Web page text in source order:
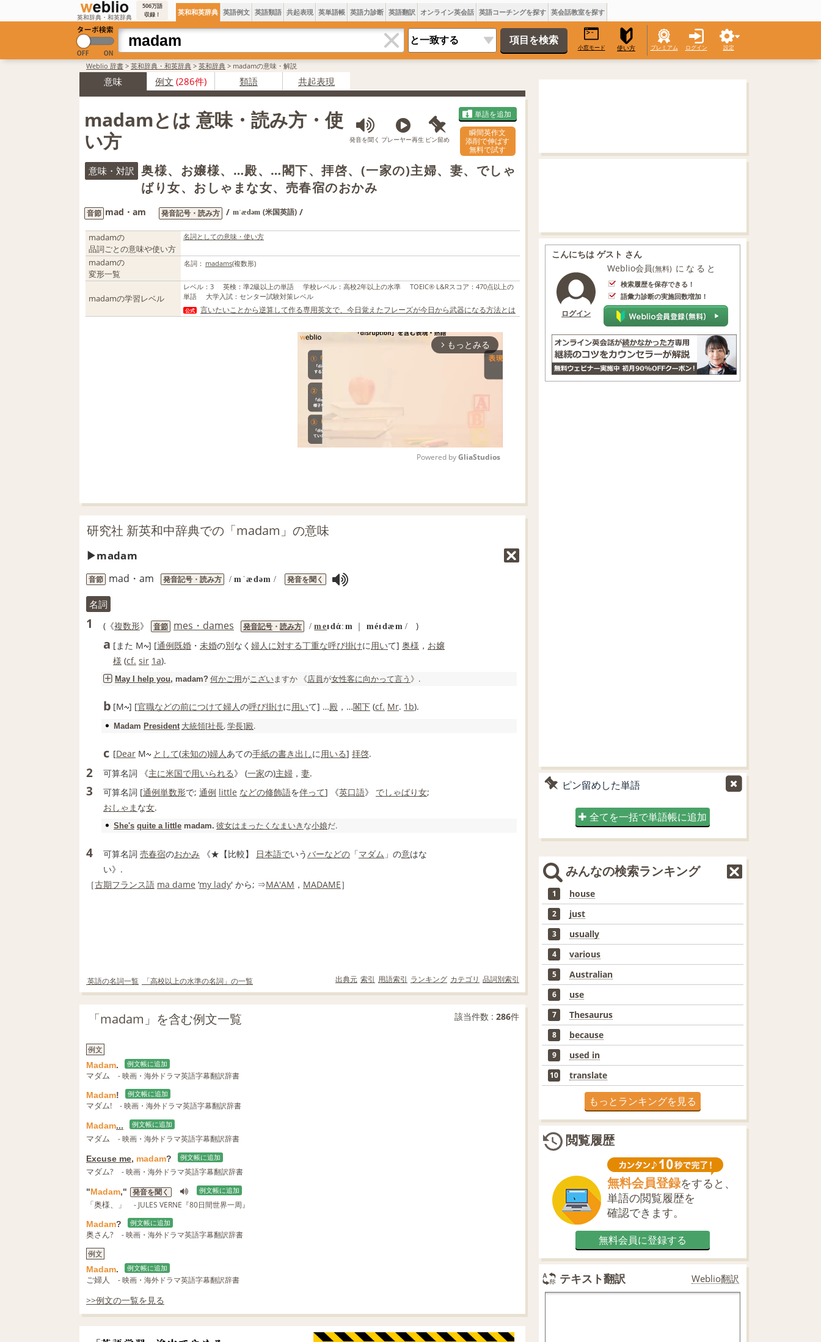
英和辞典・和英辞典
506万語
収録！
英和和英辞典 英語例文 英語類語 共起表現 英単語帳 英語力診断 英語翻訳 オンライン英会話 英語コーチングを探す 英会話教室を探す
小窓モード 使い方 プレミアム ログイン 設定
Weblio 辞書 > 英和辞典・和英辞典 > 英和辞典 > madamの意味・解説
意味 例文 (286件) 類語 共起表現
madamとは 意味・読み方・使
い方
発音を聞く プレーヤー再生 ピン留め
単語を追加
瞬間英作文
添削で伸ばす
無料で試す
意味・対訳
奥様、お嬢様、…殿、…閣下、拝啓、(一家の)主婦、妻、でしゃ
ばり女、おしゃまな女、売春宿のおかみ
音節 mad・am 発音記号・読み方 / mˈædəm (米国英語) /
madamの
品詞ごとの意味や使い方
名詞としての意味・使い方
madamの
変形一覧
名詞： madams(複数形)
madamの学習レベル
レベル ： 3 英検 ： 準2級以上の単語 学校レベル ： 高校2年以上の水準 TOEIC® L&Rスコア ： 470点以上の
単語
大学入試 ： センター試験対策レベル
公式 言いたいことから逆算して作る専用英文で、今日覚えたフレーズが今日から武器になる方法とは
arrow_forward_ios もっとみる
Powered by GliaStudios
研究社 新英和中辞典での「madam」の意味
madam
音節 mad・am 発音記号・読み方 / mˈædəm / 発音を聞く
名詞
1 (《複数形》 音節 mes・dames 発音記号 ・ 読み方 / meɪdάːm méɪdæm / )
a [また M ] [通例既婚 ・ 未婚の別なく 婦人 に対する丁重な呼び掛けに 用いて] 奥様 ， お嬢
様 (cf. sir 1a).
May I help you, madam? 何かご用がこざいますか 《店員が女性客に向かって言う 》.
b [M ] [官職などの前につけて婦人の呼び掛けに用いて] …殿 ，…閣下 (cf. Mr. 1b).
Madam President 大統領[社長,学長]殿.
c [Dear M として(未知の)婦人あての手紙の書き出しに用いる] 拝啓.
2 可算名詞 《主に米国で用いられる》 (一家の)主婦 ， 妻.
3 可算名詞 [通例単数形で; 通例 little などの修飾語を伴って] 《英口語》 でしゃばり女;
おしゃま な女.
She's quite a little madam. 彼女はまったく なまいき な小娘だ.
4 可算名詞 売春宿のおかみ 《★ 【比較】 日本語でいうバーなどの 「マダム 」の意はな
い》.
［古期フランス語 ma dame ‘my lady' から; ⇒MA'AM ， MADAME］
英語の名詞一覧 「高校以上の水準の名詞」の一覧 出典元 索引 用語索引 ランキング カテゴリ 品詞別索引
「madam」を含む例文一覧 該当件数 : 286件
例文
Madam. 例文帳に追加
マダム - 映画・海外ドラマ英語字幕翻訳辞書
Madam! 例文帳に追加
マダム! - 映画・海外ドラマ英語字幕翻訳辞書
Madam... 例文帳に追加
マダム - 映画・海外ドラマ英語字幕翻訳辞書
Excuse me, madam? 例文帳に追加
マダム? - 映画・海外ドラマ英語字幕翻訳辞書
"Madam," 発音を聞く 例文帳に追加
「奥様、」 - JULES VERNE『80日間世界一周』
Madam? 例文帳に追加
奥さん?
- 映画・海外ドラマ英語字幕翻訳辞書
例文
Madam. 例文帳に追加
ご婦人 - 映画・海外ドラマ英語字幕翻訳辞書
>>例文の一覧を見る
こんにちは ゲスト さん
ログイン
Weblio会員(無料) になると
検索履歴を保存できる！
語彙力診断の実施回数増加！
ピン留めした単語
全てを一括で単語帳に追加
みんなの検索ランキング
1 house
2 just
3 usually
4 various
5 Australian
6 use
7 Thesaurus
8 because
9 used in
10 translate
もっとランキングを見る
閲覧履歴
無料会員登録をすると、
単語の閲覧履歴を
確認できます。
無料会員に登録する
テキスト翻訳 Weblio翻訳